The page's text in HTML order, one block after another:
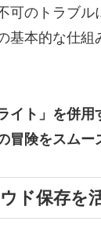
のトラブル
基本的な仕
イト」を併
冒険をスムー
ド保存を